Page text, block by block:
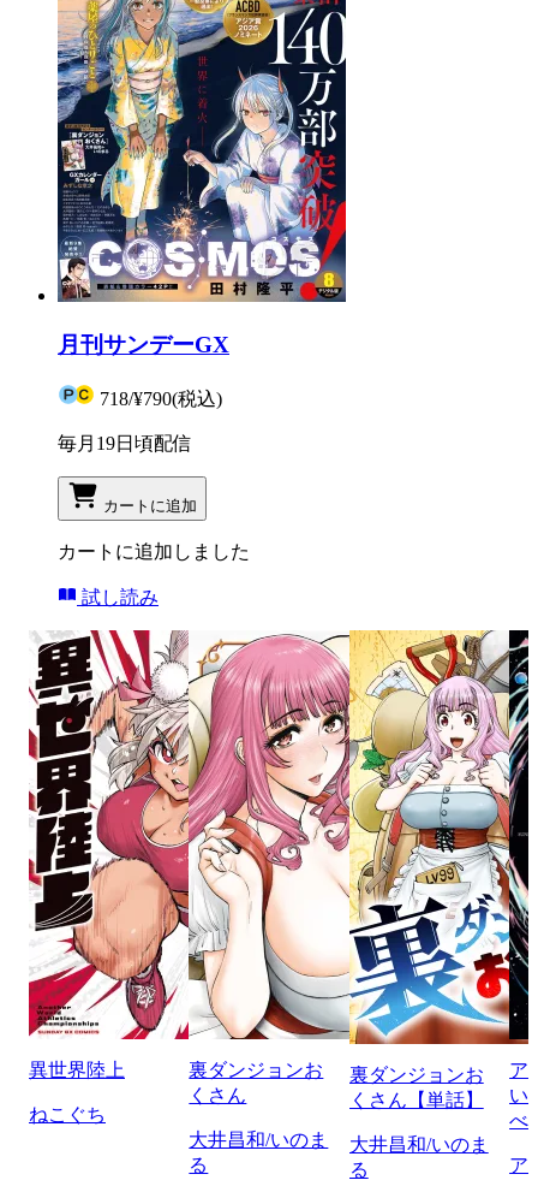
月刊サンデーGX
718/¥790(税込)
毎月19日頃配信
カートに追加
カートに追加しました
試し読み
異世界陸上
ねこぐち
裏ダンジョンお
くさん
大井昌和/いのま
る
裏ダンジョンお
くさん【単話】
大井昌和/いのま
る
ア
い
べ
ア